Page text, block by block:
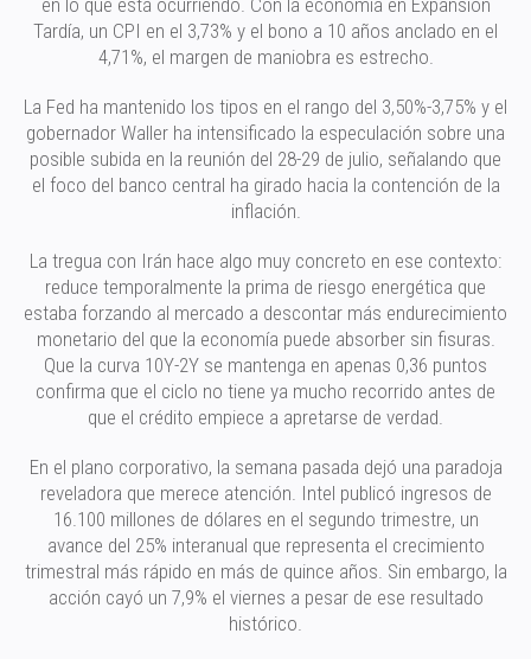
Tardía, un CPI en el 3,73% y el bono a 10 años anclado en el
4,71%, el margen de maniobra es estrecho.
La Fed ha mantenido los tipos en el rango del 3,50%-3,75% y el
gobernador Waller ha intensificado la especulación sobre una
posible subida en la reunión del 28-29 de julio, señalando que
el foco del banco central ha girado hacia la contención de la
inflación.
La tregua con Irán hace algo muy concreto en ese contexto:
reduce temporalmente la prima de riesgo energética que
estaba forzando al mercado a descontar más endurecimiento
monetario del que la economía puede absorber sin fisuras.
Que la curva 10Y-2Y se mantenga en apenas 0,36 puntos
confirma que el ciclo no tiene ya mucho recorrido antes de
que el crédito empiece a apretarse de verdad.
En el plano corporativo, la semana pasada dejó una paradoja
reveladora que merece atención. Intel publicó ingresos de
16.100 millones de dólares en el segundo trimestre, un
avance del 25% interanual que representa el crecimiento
trimestral más rápido en más de quince años. Sin embargo, la
acción cayó un 7,9% el viernes a pesar de ese resultado
histórico.